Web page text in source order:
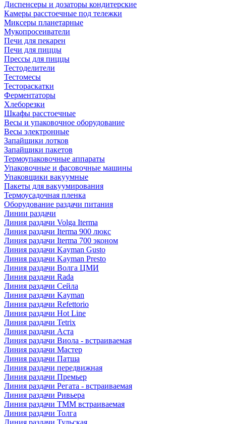
Диспенсеры и дозаторы кондитерские
Камеры расстоечные под тележки
Миксеры планетарные
Мукопросеиватели
Печи для пекарен
Печи для пиццы
Прессы для пиццы
Тестоделители
Тестомесы
Тестораскатки
Ферментаторы
Хлеборезки
Шкафы расстоечные
Весы и упаковочное оборудование
Весы электронные
Запайщики лотков
Запайщики пакетов
Термоупаковочные аппараты
Упаковочные и фасовочные машины
Упаковщики вакуумные
Пакеты для вакуумирования
Термоусадочная пленка
Оборудование раздачи питания
Линии раздачи
Линия раздачи Volga Iterma
Линия раздачи Iterma 900 люкс
Линия раздачи Iterma 700 эконом
Линия раздачи Kayman Gusto
Линия раздачи Kayman Presto
Линия раздачи Волга ЦМИ
Линия раздачи Rada
Линия раздачи Сейла
Линия раздачи Kayman
Линия раздачи Refettorio
Линия раздачи Hot Line
Линия раздачи Tetrix
Линия раздачи Аста
Линия раздачи Виола - встраиваемая
Линия раздачи Мастер
Линия раздачи Патша
Линия раздачи передвижная
Линия раздачи Премьер
Линия раздачи Регата - встраиваемая
Линия раздачи Ривьера
Линия раздачи ТММ встраиваемая
Линия раздачи Толга
Линия раздачи Тульская